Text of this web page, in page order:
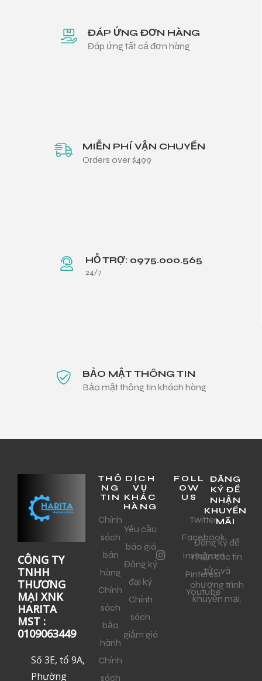
ĐÁP ỨNG ĐƠN HÀNG
Đáp ứng tất cả đơn hàng
MIỄN PHÍ VẬN CHUYỂN
Orders over $499
HỖ TRỢ: 0975.000.565
24/7
BẢO MẬT THÔNG TIN
Bảo mật thông tin khách hàng
CÔNG TY
TNHH
THƯƠNG
MẠI XNK
HARITA
MST :
0109063449
Số 3E, tổ 9A,
Phường
THÔ
NG
TIN
Chính
sách
bán
hàng
Chính
sách
bảo
hành
Chính
sách
DỊCH
VỤ
KHÁC
HÀNG
Yêu cầu
báo giá
Đăng ký
đại ký
Chính
sách
giảm giá
FOLL
OW
US
Twitter
Facebook
Instagram
Pinterest
Youtube
ĐĂNG
KÝ ĐỂ
NHẬN
KHUYẾN
MÃI
Đăng ký để
nhận các tin
tức và
chương trình
khuyến mại.